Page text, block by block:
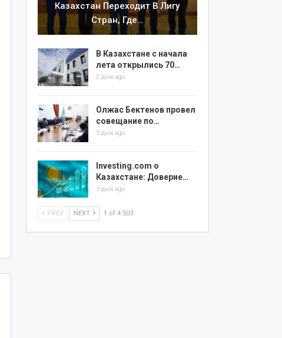
Казахстан Переходит В Лигу
Стран, Где…
В Казахстане с начала
лета открылись 70…
2 дня ago
Олжас Бектенов провел
совещание по…
3 дня ago
Investing.com о
Казахстане: Доверие…
3 дня ago
PREV NEXT 1 of 4 503